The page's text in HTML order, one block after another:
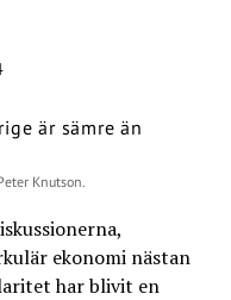
Knutson.
ekonomi nästan
har blivit en